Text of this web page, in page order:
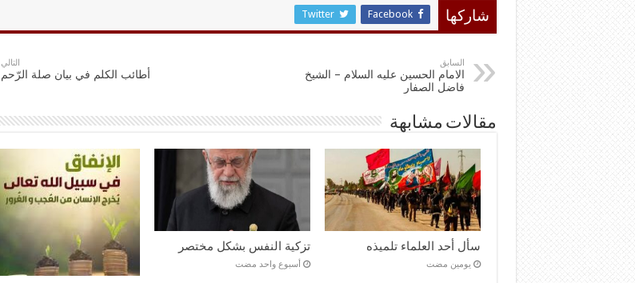
شاركها Facebook
Twitter
السابق
الامام الحسين عليه السلام – الشيخ
فاضل الصفار
التالي
أطائب الكلم في بيان صلة الرّحم
مقالات مشابهة
سأل أحد العلماء تلميذه
‏يومين مضت
تزكية النفس بشكل مختصر
‏أسبوع واحد مضت